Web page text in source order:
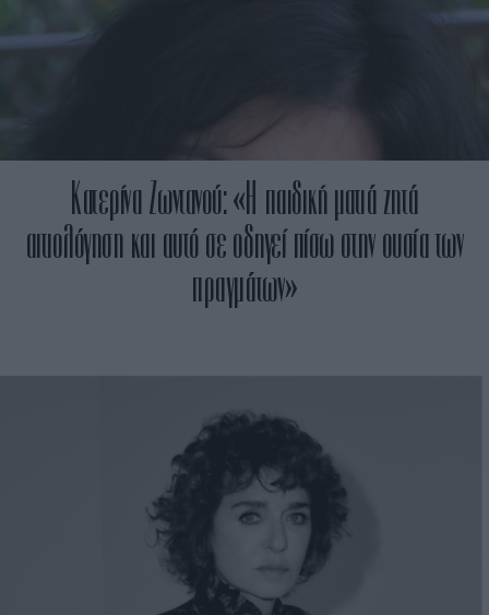
Κατερίνα Ζωντανού: «Η παιδική ματιά ζητά
αιτιολόγηση και αυτό σε οδηγεί πίσω στην ουσία των
πραγμάτων»